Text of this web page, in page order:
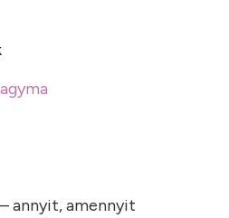
annyit, amennyit